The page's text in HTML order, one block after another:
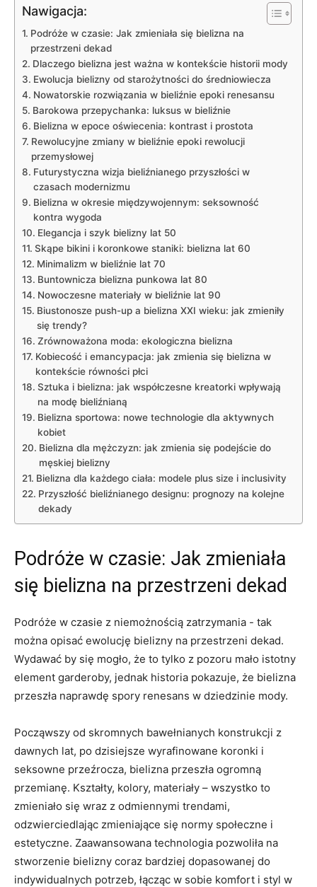
Nawigacja:
Podróże w czasie: Jak zmieniała się bielizna na
przestrzeni ⁤dekad
Dlaczego bielizna jest ważna w kontekście historii mody
Ewolucja⁣ bielizny od starożytności do średniowiecza
Nowatorskie rozwiązania w bieliźnie epoki renesansu
Barokowa przepychanka: luksus w⁣ bieliźnie
Bielizna‌ w epoce oświecenia: kontrast ⁢i‌ prostota
Rewolucyjne zmiany w bieliźnie epoki rewolucji
⁢przemysłowej
Futurystyczna‍ wizja bieliźnianego przyszłości w
czasach ⁣modernizmu
Bielizna w okresie międzywojennym: seksowność
kontra‌ wygoda
Elegancja i ​szyk bielizny ⁢lat⁢ 50
Skąpe bikini i koronkowe‍ staniki: bielizna lat 60
Minimalizm w bieliźnie lat 70
Buntownicza bielizna punkowa lat 80
Nowoczesne materiały w bieliźnie lat 90
Biustonosze push-up a​ bielizna XXI wieku: jak zmieniły
się trendy?
Zrównoważona⁤ moda: ekologiczna bielizna
Kobiecość i‌ emancypacja: jak zmienia się bielizna w ​
kontekście równości płci
Sztuka i bielizna: jak współczesne ⁣kreatorki ⁢wpływają
⁢na modę​ bieliźnianą
Bielizna​ sportowa: ⁣nowe technologie dla aktywnych
kobiet
Bielizna dla ‌mężczyzn: ⁤jak zmienia się podejście do
męskiej‍ bielizny
Bielizna dla‍ każdego ciała: modele plus size i⁢ inclusivity
Przyszłość bieliźnianego designu:​ prognozy ​na kolejne
dekady
Podróże w czasie: Jak zmieniała
się bielizna na przestrzeni ⁤dekad
Podróże w czasie ​z niemożnością zatrzymania -​ tak
można opisać ewolucję bielizny na przestrzeni⁤ dekad.
Wydawać by się mogło, że to tylko z pozoru mało istotny
element garderoby, jednak historia pokazuje, że bielizna
przeszła naprawdę spory renesans w dziedzinie mody.
Począwszy od skromnych bawełnianych konstrukcji z
dawnych lat, po‍ dzisiejsze wyrafinowane koronki ‌i
seksowne przeźrocza, bielizna ⁤przeszła ogromną
przemianę. Kształty,​ kolory, materiały – ⁤wszystko⁢ to‌
zmieniało się wraz ​z⁤ odmiennymi trendami, ​
odzwierciedlając zmieniające się‍ normy społeczne⁤ i
estetyczne. Zaawansowana technologia ‌pozwoliła na⁣
stworzenie bielizny ‌coraz bardziej dopasowanej do‌
indywidualnych potrzeb, łącząc w sobie komfort i styl w